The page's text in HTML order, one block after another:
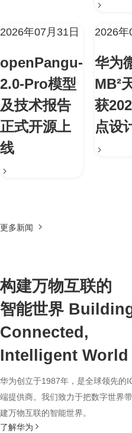
2026年07月31日
openPangu-
2.0-Pro模型
及技术报告
正式开源上
线
2026年
华为
MB²
获
点设
更多新闻
构建万物互联的
智能世界
Connected,
Intelligent World
华为创立于1987年，是全球领先的
端提供商。我们致力于把数字世界
建万物互联的智能世界。
了解华为